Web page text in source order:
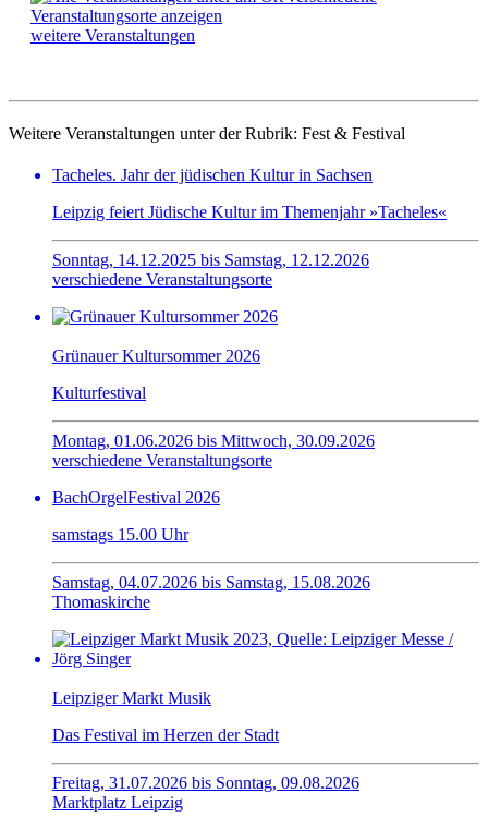
weitere Veranstaltungen
Weitere Veranstaltungen unter der Rubrik: Fest & Festival
Tacheles. Jahr der jüdischen Kultur in Sachsen
Leipzig feiert Jüdische Kultur im Themenjahr »Tacheles«
Sonntag, 14.12.2025 bis Samstag, 12.12.2026
verschiedene Veranstaltungsorte
Grünauer Kultursommer 2026
Kulturfestival
Montag, 01.06.2026 bis Mittwoch, 30.09.2026
verschiedene Veranstaltungsorte
BachOrgelFestival 2026
samstags 15.00 Uhr
Samstag, 04.07.2026 bis Samstag, 15.08.2026
Thomaskirche
Leipziger Markt Musik
Das Festival im Herzen der Stadt
Freitag, 31.07.2026 bis Sonntag, 09.08.2026
Marktplatz Leipzig